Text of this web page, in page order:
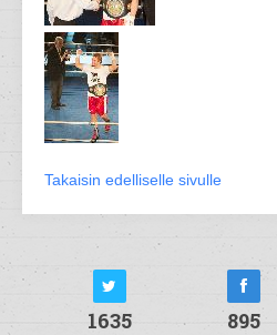
Takaisin edelliselle sivulle
1635 895